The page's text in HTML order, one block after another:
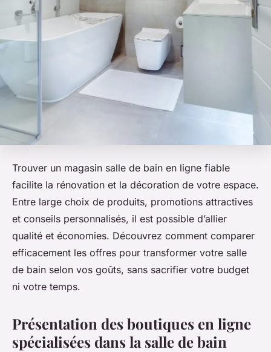
Trouver un magasin salle de bain en ligne fiable
facilite la rénovation et la décoration de votre espace.
Entre large choix de produits, promotions attractives
et conseils personnalisés, il est possible d’allier
qualité et économies. Découvrez comment comparer
efficacement les offres pour transformer votre salle
de bain selon vos goûts, sans sacrifier votre budget
ni votre temps.
Présentation des boutiques en ligne
spécialisées dans la salle de bain